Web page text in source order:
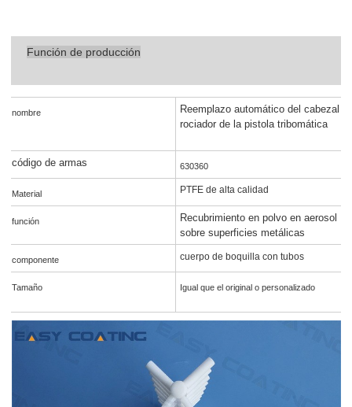
Función de producción
nombre
Reemplazo automático del cabezal
rociador de la pistola tribomática
código de armas 630360
Material PTFE de alta calidad
función
Recubrimiento en polvo en aerosol
sobre superficies metálicas
componente cuerpo de boquilla con tubos
Tamaño Igual que el original o personalizado